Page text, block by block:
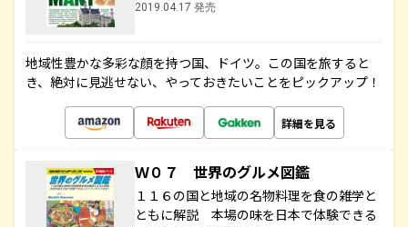
2019.04.17 発売
地域性豊かな多彩な顔を持つ国、ドイツ。この国を旅すると
き、絶対に見逃せない、やっておきたいことをピックアップ！
詳細を見る
Ｗ０７ 世界のグルメ図鑑
１１６の国と地域の名物料理を食の雑学と
ともに解説 本場の味を日本で体験できる